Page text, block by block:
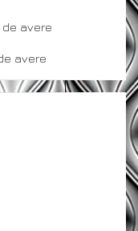
avere
avere